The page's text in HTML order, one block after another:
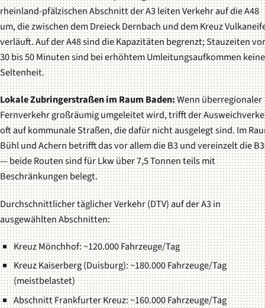
rheinland-pfälzischen Abschnitt der A3 leiten Verkehr auf die A48
um, die zwischen dem Dreieck Dernbach und dem Kreuz
verläuft. Auf der A48 sind die Kapazitäten begrenzt; Stauzeiten
30 bis 50 Minuten sind bei erhöhtem Umleitungsaufkommen keine
Seltenheit.
Lokale Zubringerstraßen im Raum Baden:Wenn überregionaler
Fernverkehr großräumig umgeleitet wird, trifft der
oft auf kommunale Straßen, die dafür nicht ausgelegt sind. Im
Bühl und Achern betrifft das vor allem die B3 und vereinzelt die
— beide Routen sind für Lkw über 7,5 Tonnen teils mit
Beschränkungen belegt.
Durchschnittlicher täglicher Verkehr (DTV) auf der A3 in
ausgewählten Abschnitten:
Kreuz Mönchhof: ~120.000 Fahrzeuge/Tag
Kreuz Kaiserberg (Duisburg): ~180.000 Fahrzeuge/Tag
(meistbelastet)
Abschnitt Frankfurter Kreuz: ~160.000 Fahrzeuge/Tag